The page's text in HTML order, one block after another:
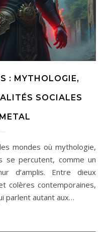
: MYTHOLOGIE,
SOCIALES
se percutent, comme un
d’amplis. Entre dieux
colères contemporaines,
parlent autant aux…